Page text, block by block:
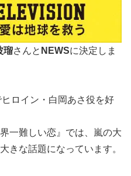
瑠さんと NEWSに決定しま
ロイン・白岡あさ役を好
一難しい恋』では、嵐の大
きな話題になっています。